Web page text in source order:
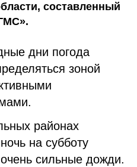
составленный
дни погода
зоной
районах
на субботу
сильные дожди.